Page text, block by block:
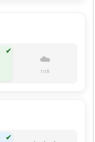
✔
☁️
TIEŇ
✔